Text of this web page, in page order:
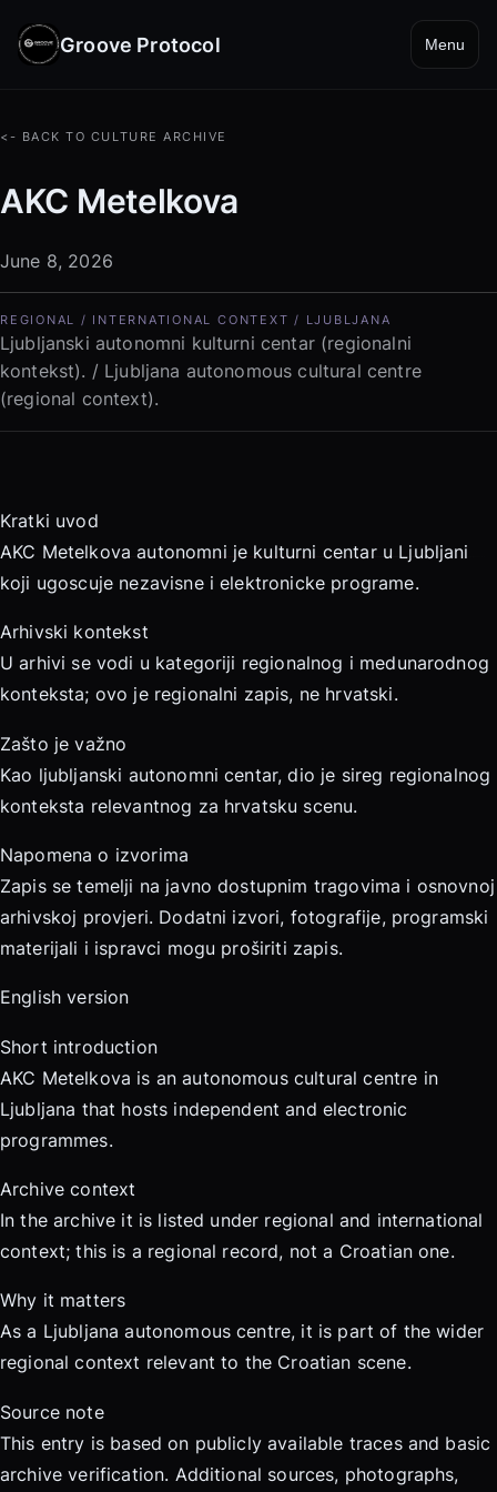
Groove Protocol Menu
<- BACK TO CULTURE ARCHIVE
AKC Metelkova
June 8, 2026
REGIONAL / INTERNATIONAL CONTEXT / LJUBLJANA
Ljubljanski autonomni kulturni centar (regionalni
kontekst). / Ljubljana autonomous cultural centre
(regional context).
Kratki uvod
AKC Metelkova autonomni je kulturni centar u Ljubljani
koji ugoscuje nezavisne i elektronicke programe.
Arhivski kontekst
U arhivi se vodi u kategoriji regionalnog i medunarodnog
konteksta; ovo je regionalni zapis, ne hrvatski.
Zašto je važno
Kao ljubljanski autonomni centar, dio je sireg regionalnog
konteksta relevantnog za hrvatsku scenu.
Napomena o izvorima
Zapis se temelji na javno dostupnim tragovima i osnovnoj
arhivskoj provjeri. Dodatni izvori, fotografije, programski
materijali i ispravci mogu proširiti zapis.
English version
Short introduction
AKC Metelkova is an autonomous cultural centre in
Ljubljana that hosts independent and electronic
programmes.
Archive context
In the archive it is listed under regional and international
context; this is a regional record, not a Croatian one.
Why it matters
As a Ljubljana autonomous centre, it is part of the wider
regional context relevant to the Croatian scene.
Source note
This entry is based on publicly available traces and basic
archive verification. Additional sources, photographs,